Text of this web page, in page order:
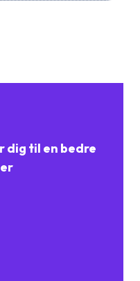
dig til en bedre